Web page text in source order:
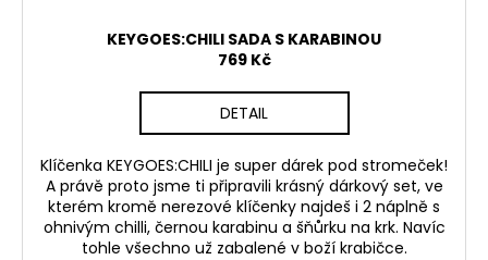
KEYGOES:CHILI SADA S KARABINOU
769 Kč
DETAIL
Klíčenka KEYGOES:CHILI je super dárek pod stromeček!
A právě proto jsme ti připravili krásný dárkový set, ve
kterém kromě nerezové klíčenky najdeš i 2 náplně s
ohnivým chilli, černou karabinu a šňůrku na krk. Navíc
tohle všechno už zabalené v boží krabičce.